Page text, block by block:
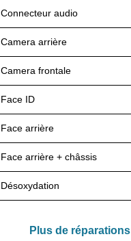
Connecteur audio
Camera arrière
Camera frontale
Face ID
Face arrière
Face arrière + châssis
Désoxydation
Plus de réparations